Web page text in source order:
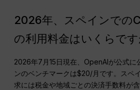
2026年、スペインでの
の利用料金はいくらです
2026年7月15日現在、OpenAIが公式に
ンのベンチマークは$20/月です。スペ
求には税金や地域ごとの決済手数料が